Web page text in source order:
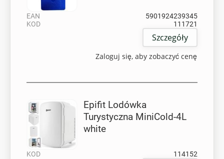
EAN
5901924239345
KOD
111721
Szczegóły
Zaloguj się, aby zobaczyć cenę
Epifit Lodówka
Turystyczna MiniCold-4L
white
KOD 114152